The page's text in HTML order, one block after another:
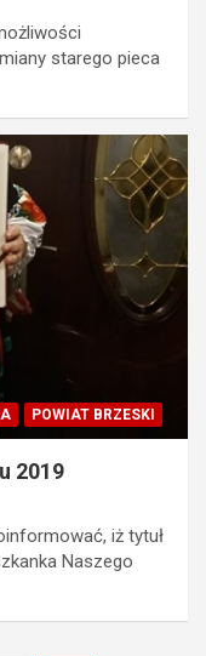
starego pieca
POWIAT BRZESKI
2019
iż tytuł
Naszego